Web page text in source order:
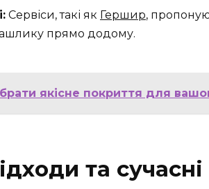
Сервіси, такі як Гершир,
прямо додому.
якісне покриття для
та